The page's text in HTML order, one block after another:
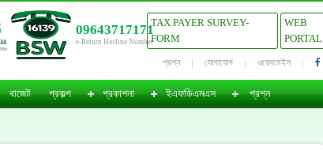
09643717171
e-Return Hotline Number
TAX PAYER SURVEY-
FORM
WEB
PORTAL
প্রশ্ন যোগাযোগ ওয়েবমেইল
বাজেট প্রকল্প প্রকাশনা ইএফডিএমএস প্রশ্ন